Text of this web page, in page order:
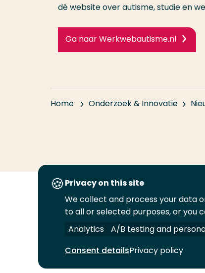
dé website over autisme, studie en
Ga naar Werkwebautisme.nl
Home Onderzoek & Innovatie
Volg
ons
op
Volg
ons
op
Volg
ons
op
Volg
ons
op
Juridisch Security A-Z Index
© 2026 Hogeschool Rotterdam. Alle
Privacy on this site
We collect and process your data
to all or selected purposes, or you
Analytics
A/B testing and
Consent detailsPrivacy policy